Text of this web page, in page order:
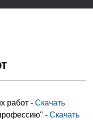
работ - Скачать
- Скачать